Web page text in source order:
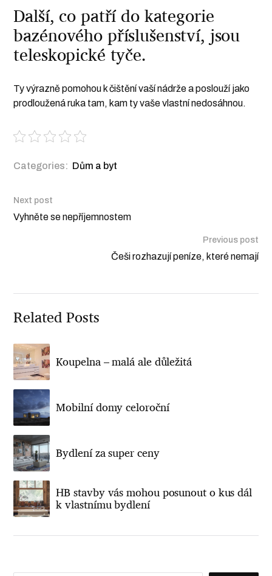
Další, co patří do kategorie
bazénového příslušenství, jsou
teleskopické tyče.
Ty výrazně pomohou k čištění vaší nádrže a poslouží jako
prodloužená ruka tam, kam ty vaše vlastní nedosáhnou.
Categories: Dům a byt
Next post
Vyhněte se nepříjemnostem
Previous post
Češi rozhazují peníze, které nemají
Related Posts
Koupelna – malá ale důležitá
Mobilní domy celoroční
Bydlení za super ceny
HB stavby vás mohou posunout o kus dál
k vlastnímu bydlení